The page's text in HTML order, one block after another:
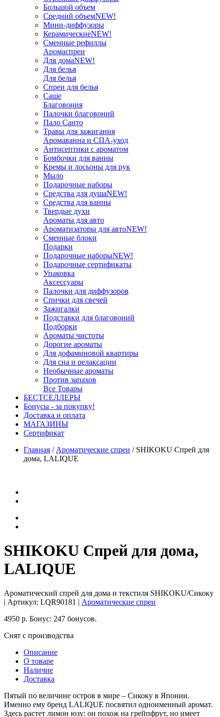
Большой объем
Средний объемNEW!
Мини-диффузоры
КерамическиеNEW!
Сменные рефиллы
Аромаспреи
Для домаNEW!
Для белья
Для белья
Спреи для белья
Саше
Благовония
Палочки благовоний
Пало Санто
Травы для зажигания
Аромаванна и СПА-уход
Антисептики с ароматом
Бомбочки для ванны
Кремы и лосьоны для рук
Мыло
Подарочные наборы
Средства для душаNEW!
Средства для ванны
Твердые духи
Ароматы для авто
Ароматизаторы для автоNEW!
Сменные блоки
Подарки
Подарочные наборыNEW!
Подарочные сертификаты
Упаковка
Аксессуары
Палочки для диффузоров
Спички для свечей
Зажигалки
Подставки для благовоний
Подборки
Ароматы чистоты
Дорогие ароматы
Для дофаминовой квартиры
Для сна и релаксации
Необычные ароматы
Против запахов
Все Товары
БЕСТСЕЛЛЕРЫ
Бонусы - за покупку!
Доставка и оплата
МАГАЗИНЫ
Cертификат
Главная / Ароматические спреи / SHIKOKU Спрей для
дома, LALIQUE
SHIKOKU Спрей для дома,
LALIQUE
Ароматический спрей для дома и текстиля SHIKOKU/Сикоку
| Артикул: LQR90181 | Ароматические спреи
4950 р. Бонус: 247 бонусов.
Снят с производства
Описание
О товаре
Наличие
Доставка
Пятый по величине остров в мире – Сикоку в Японии.
Именно ему бренд LALIQUE посвятил одноименный аромат.
Здесь растет лимон юзу: он похож на грейпфрут, но имеет